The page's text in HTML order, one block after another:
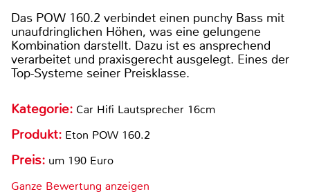
Das POW 160.2 verbindet einen punchy Bass mit
unaufdringlichen Höhen, was eine gelungene
Kombination darstellt. Dazu ist es ansprechend
verarbeitet und praxisgerecht ausgelegt. Eines der
Top-Systeme seiner Preisklasse.
Kategorie: Car Hifi Lautsprecher 16cm
Produkt: Eton POW 160.2
Preis: um 190 Euro
Ganze Bewertung anzeigen